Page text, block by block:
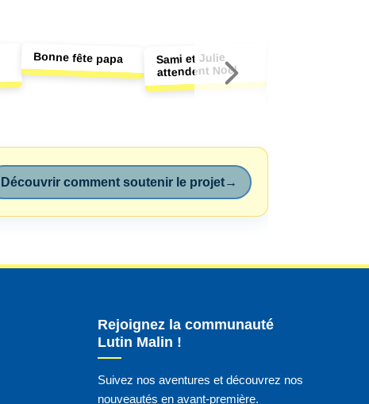
Bonne fête papa Sami et Julie
attendent Noël
Découvrir comment soutenir le projet→
Rejoignez la communauté
Lutin Malin !
Suivez nos aventures et découvrez nos
nouveautés en avant-première.